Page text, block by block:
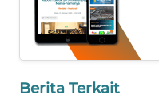
Berita Terkait
WN
SERAMBI
JAMBI